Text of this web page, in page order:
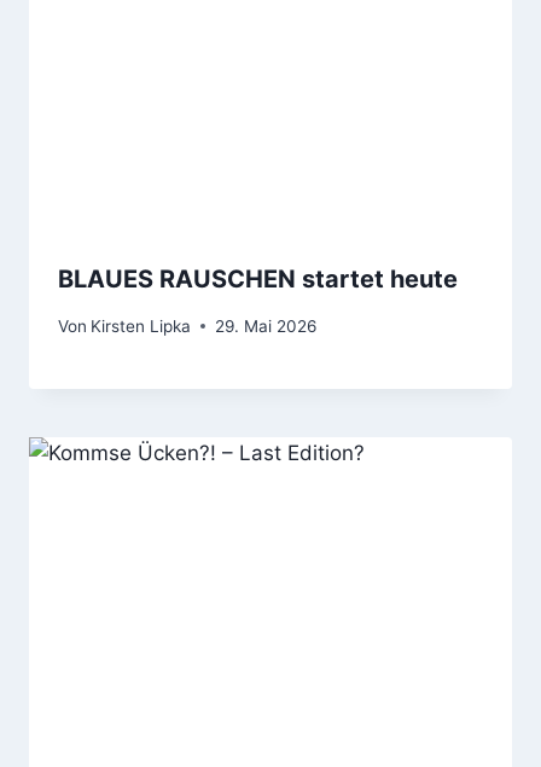
BLAUES RAUSCHEN startet heute
Von Kirsten Lipka 29. Mai 2026